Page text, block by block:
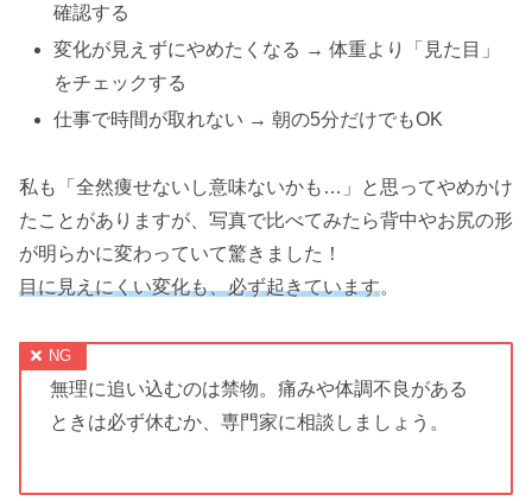
確認する
変化が見えずにやめたくなる → 体重より「見た目」
をチェックする
仕事で時間が取れない → 朝の5分だけでもOK
私も「全然痩せないし意味ないかも…」と思ってやめかけ
たことがありますが、写真で比べてみたら背中やお尻の形
が明らかに変わっていて驚きました！
目に見えにくい変化も、必ず起きています。
無理に追い込むのは禁物。痛みや体調不良がある
ときは必ず休むか、専門家に相談しましょう。